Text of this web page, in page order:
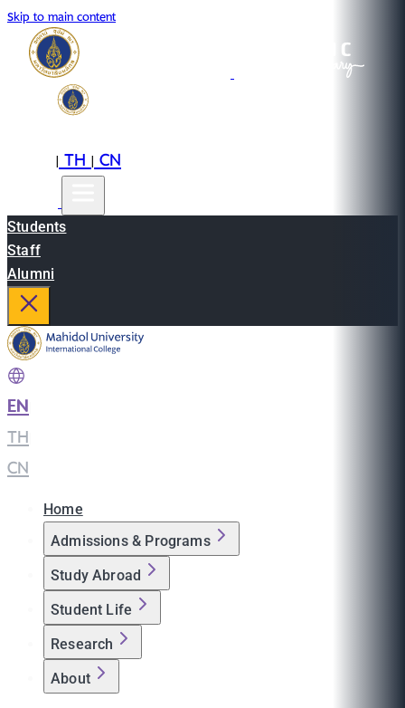
Skip to main content
|TH|CN
Students
Staff
Alumni
EN
TH
CN
Home
Admissions & Programs
Study Abroad
Student Life
Research
About